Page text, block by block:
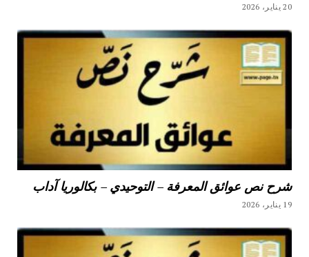
20 يناير، 2026
شرح نص عوائق المعرفة – التوحيدي – بكالوريا آداب
19 يناير، 2026